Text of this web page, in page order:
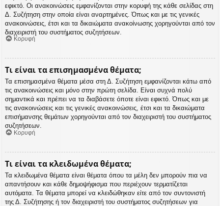
εφικτό. Οι ανακοινώσεις εμφανίζονται στην κορυφή της κάθε σελίδας στη
Δ. Συζήτηση στην οποία είναι αναρτημένες. Όπως και με τις γενικές
ανακοινώσεις, έτσι και τα δικαιώματα ανακοίνωσης χορηγούνται από τον
διαχειριστή του συστήματος συζητήσεων.
Κορυφή
Τι είναι τα επισημασμένα θέματα;
Τα επισημασμένα θέματα μέσα στη Δ. Συζήτηση εμφανίζονται κάτω από
τις ανακοινώσεις και μόνο στην πρώτη σελίδα. Είναι συχνά πολύ
σημαντικά και πρέπει να τα διαβάσετε όποτε είναι εφικτό. Όπως και με
τις ανακοινώσεις και τις γενικές ανακοινώσεις, έτσι και τα δικαιώματα
επισήμανσης θεμάτων χορηγούνται από τον διαχειριστή του συστήματος
συζητήσεων.
Κορυφή
Τι είναι τα κλειδωμένα θέματα;
Τα κλειδωμένα θέματα είναι θέματα όπου τα μέλη δεν μπορούν πια να
απαντήσουν και κάθε δημοψήφισμα που περιέχουν τερματίζεται
αυτόματα. Τα θέματα μπορεί να κλειδώθηκαν είτε από τον συντονιστή
της Δ. Συζήτησης ή τον διαχειριστή του συστήματος συζητήσεων για